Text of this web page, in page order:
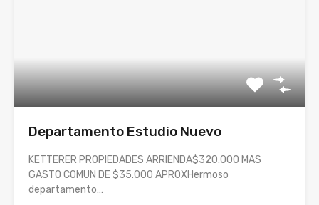
Departamento Estudio Nuevo
KETTERER PROPIEDADES ARRIENDA$320.000 MAS
GASTO COMUN DE $35.000 APROXHermoso
departamento…